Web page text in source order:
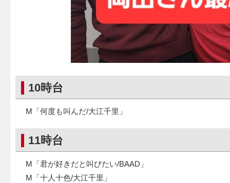
10時台
M「何度も叫んだ/大江千里」
11時台
M「君が好きだと叫びたい/BAAD」
M「十人十色/大江千里」